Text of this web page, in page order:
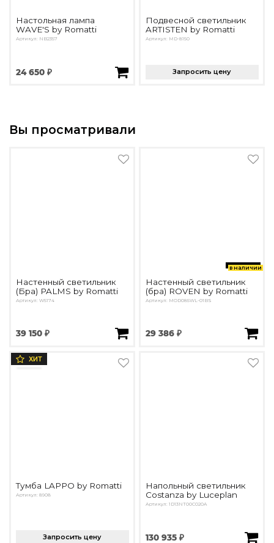
Настольная лампа
WAVE'S by Romatti
Артикул: NB2357
24 650 ₽
Подвесной светильник
ARTISTEN by Romatti
Артикул: MD-8150
Запросить цену
Вы просматривали
Настенный светильник
(Бра) PALMS by Romatti
Артикул: W5174
39 150 ₽
в наличии
Настенный светильник
(бра) ROVEN by Romatti
Артикул: MOD085WL-01BS
29 386 ₽
ХИТ
Тумба LAPPO by Romatti
Артикул: 8908
Запросить цену
Напольный светильник
Costanza by Luceplan
Артикул: 1D13NT00C020A
130 935 ₽